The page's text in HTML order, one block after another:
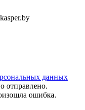
kasper.by
данных
отправлено.
ошибка.